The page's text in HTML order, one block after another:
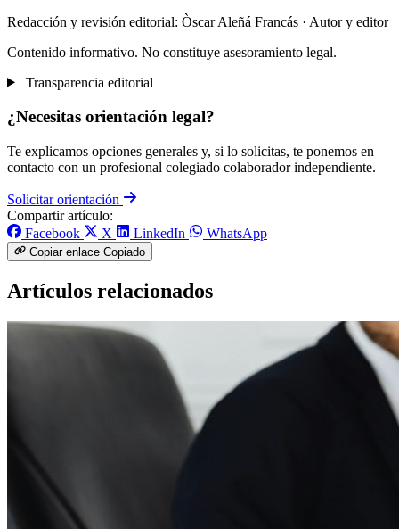
Redacción y revisión editorial: Òscar Aleñá Francás · Autor y editor
Contenido informativo. No constituye asesoramiento legal.
Transparencia editorial
¿Necesitas orientación legal?
Te explicamos opciones generales y, si lo solicitas, te ponemos en
contacto con un profesional colegiado colaborador independiente.
Solicitar orientación
Compartir artículo:
Facebook
X LinkedIn WhatsApp
Copiar enlace Copiado
Artículos relacionados